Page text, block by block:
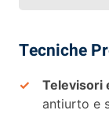
Tecniche
Televisori
antiurto e